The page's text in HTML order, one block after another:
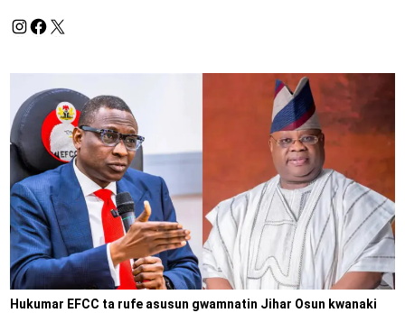
Hukumar EFCC ta rufe asusun gwamnatin Jihar Osun kwanaki